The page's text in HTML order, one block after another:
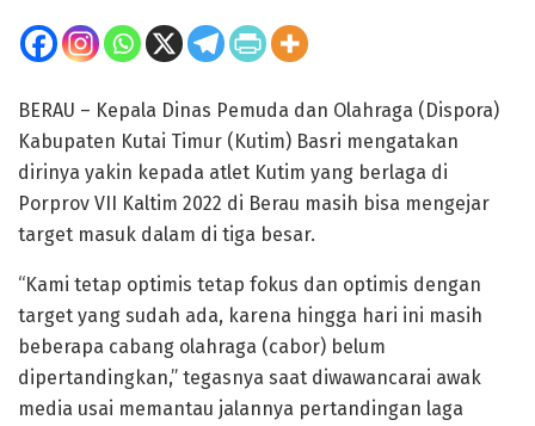
BERAU – Kepala Dinas Pemuda dan Olahraga (Dispora)
Kabupaten Kutai Timur (Kutim) Basri mengatakan
dirinya yakin kepada atlet Kutim yang berlaga di
Porprov VII Kaltim 2022 di Berau masih bisa mengejar
target masuk dalam di tiga besar.
“Kami tetap optimis tetap fokus dan optimis dengan
target yang sudah ada, karena hingga hari ini masih
beberapa cabang olahraga (cabor) belum
dipertandingkan,” tegasnya saat diwawancarai awak
media usai memantau jalannya pertandingan laga